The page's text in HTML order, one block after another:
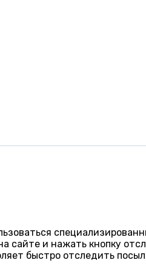
сайте и нажать кнопку
быстро отследить